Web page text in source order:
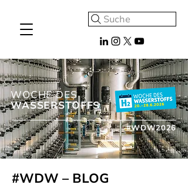
Suche
WOCHE DES
WASSERSTOFFS
#WDW2026
#WDW – BLOG